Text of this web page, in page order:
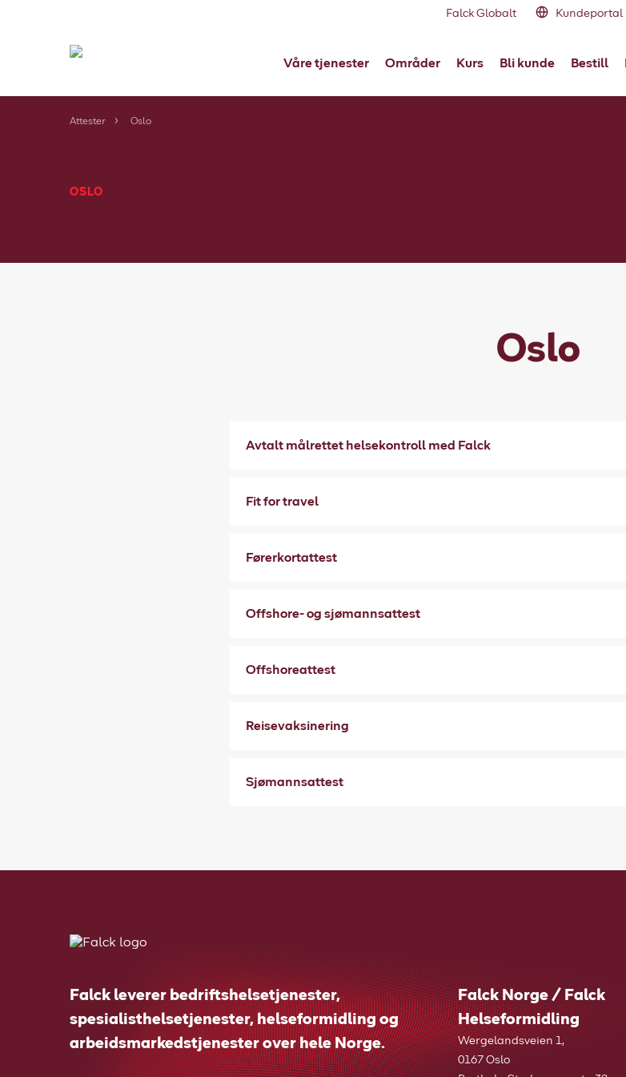
Falck Globalt Kundeportal
Våre tjenester Områder Kurs Bli kunde Bestill
Attester Oslo
OSLO
Oslo
Avtalt målrettet helsekontroll med Falck
Fit for travel
Førerkortattest
Offshore- og sjømannsattest
Offshoreattest
Reisevaksinering
Sjømannsattest
Falck leverer bedriftshelsetjenester,
spesialisthelsetjenester, helseformidling og
arbeidsmarkedstjenester over hele Norge.
Falck Norge / Falck
Helseformidling
Wergelandsveien 1,
0167 Oslo